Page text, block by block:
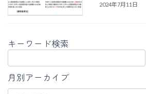
2024年7月11日
キーワード検索
月別アーカイブ
ア